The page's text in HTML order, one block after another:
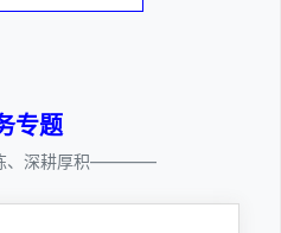
专题
深耕厚积————